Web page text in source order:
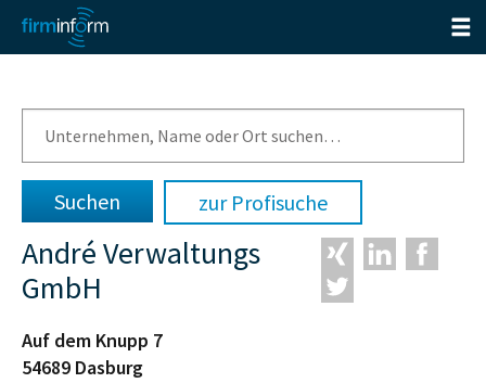
zur Profisuche
André Verwaltungs
GmbH
Auf dem Knupp 7
54689 Dasburg